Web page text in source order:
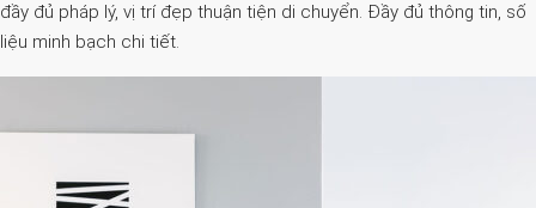
đầy đủ pháp lý, vị trí đẹp thuận tiện di chuyển. Đầy đủ thông tin, số
liệu minh bạch chi tiết.